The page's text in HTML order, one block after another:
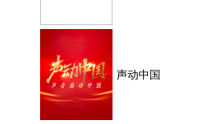
声动中国